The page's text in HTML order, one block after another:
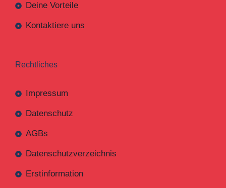
Deine Vorteile
Kontaktiere uns
Rechtliches
Impressum
Datenschutz
AGBs
Datenschutzverzeichnis
Erstinformation